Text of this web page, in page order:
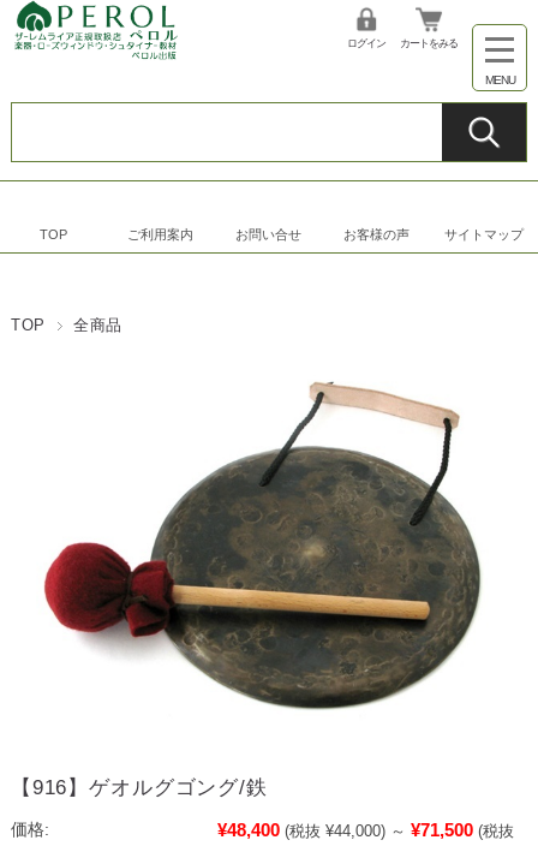
ログイン カートをみる
TOP ご利用案内 お問い合せ お客様の声 サイトマップ
TOP 全商品
【916】ゲオルグゴング/鉄
価格: ¥48,400 (税抜 ¥44,000) ～ ¥71,500 (税抜